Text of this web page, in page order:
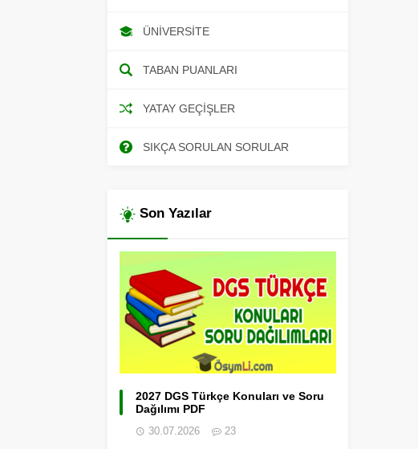
ÜNIVERSITE
TABAN PUANLARI
YATAY GEÇIŞLER
SIKÇA SORULAN SORULAR
Son Yazılar
2027 DGS Türkçe Konuları ve Soru
Dağılımı PDF
30.07.2026 23